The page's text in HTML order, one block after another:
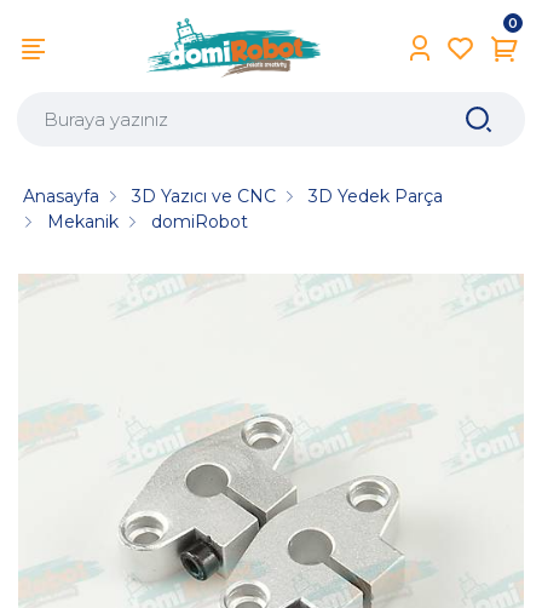
0
Anasayfa 3D Yazıcı ve CNC
3D Yedek Parça
Mekanik
domiRobot